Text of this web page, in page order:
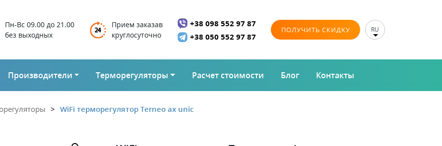
Пн-Вс 09.00 до 21.00
без выходных
Прием заказав
круглосуточно
+38 098 552 97 87
+38 050 552 97 87
ПОЛУЧИТЬ СКИДКУ RU
Производители Терморегуляторы Расчет стоимости Блог Контакты
WiFi терморегулятор Terneo ax unic